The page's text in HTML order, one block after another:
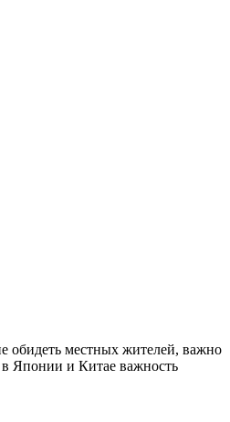
обидеть местных жителей, важно
в Японии и Китае важность